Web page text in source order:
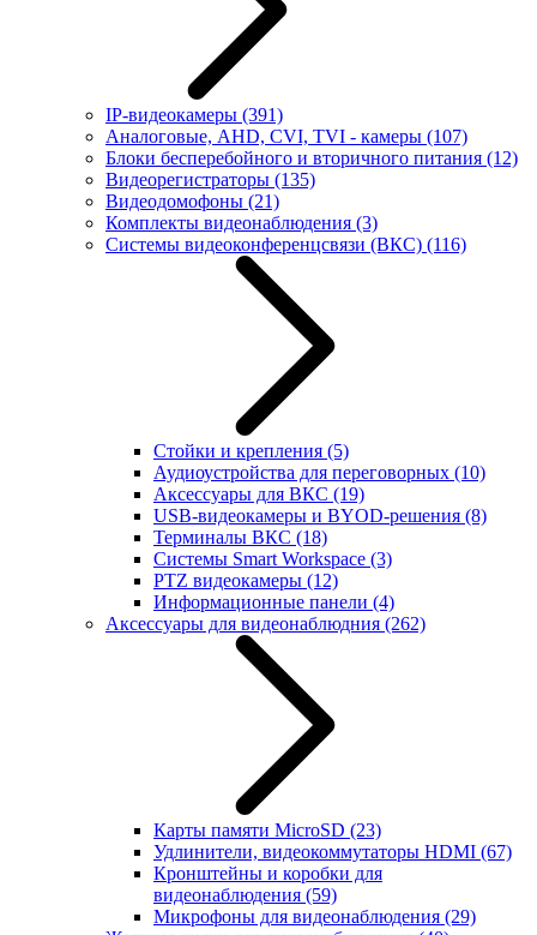
IP-видеокамеры (391)
Аналоговые, AHD, CVI, TVI - камеры (107)
Блоки бесперебойного и вторичного питания (12)
Видеорегистраторы (135)
Видеодомофоны (21)
Комплекты видеонаблюдения (3)
Системы видеоконференцсвязи (ВКС) (116)
Стойки и крепления (5)
Аудиоустройства для переговорных (10)
Аксессуары для ВКС (19)
USB-видеокамеры и BYOD-решения (8)
Терминалы ВКС (18)
Системы Smart Workspace (3)
PTZ видеокамеры (12)
Информационные панели (4)
Аксессуары для видеонаблюдния (262)
Карты памяти MicroSD (23)
Удлинители, видеокоммутаторы HDMI (67)
Кронштейны и коробки для
видеонаблюдения (59)
Микрофоны для видеонаблюдения (29)